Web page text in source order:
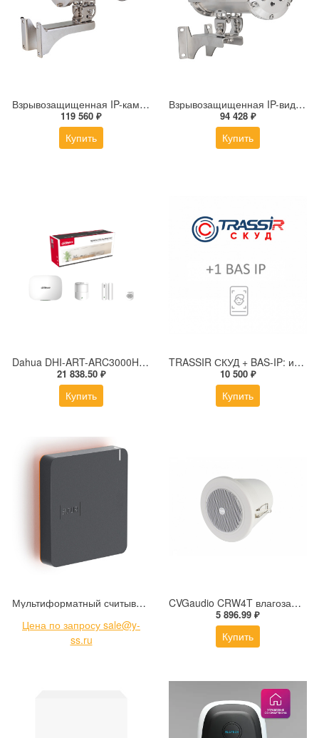
Взрывозащищенная IP-камера Релион Релион-Exd-Н-150-ИК-IP8Мп2.7-13.5Z-PoE-SD-МК-TR
119 560 ₽
Купить
Взрывозащищенная IP-видеокамера Релион Релион-Exd-Н-150-ИК-IP4Мп2.8mm-220-С-TR
94 428 ₽
Купить
Dahua DHI-ART-ARC3000H-03-GW2(868) Комплект ИК-датчик, магнитный контакт, брелок управления
21 838.50 ₽
Купить
TRASSIR СКУД + BAS-IP: интеграция для подключения домофонной панели к серверу TRASSIR
10 500 ₽
Купить
Мультиформатный считыватель Sigur MR100 v.2 Pro
Цена по запросу sale@y-
ss.ru
CVGaudio CRW4T влагозащищенный громкоговоритель потолочного монтажа
5 896.99 ₽
Купить